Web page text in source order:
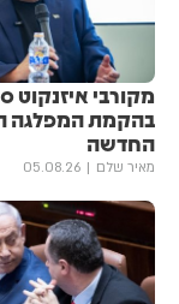
מקורבי איזנקוט
בהקמת המפלגה
החדשה
מאיר שלם 05.08.26